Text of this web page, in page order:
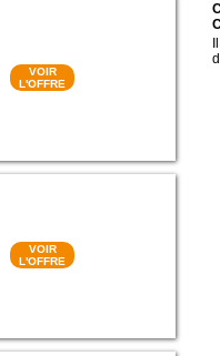
VOIR
L'OFFRE
VOIR
L'OFFRE